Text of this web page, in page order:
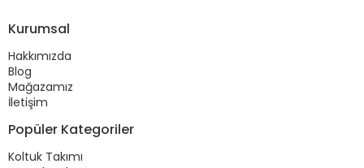
Kurumsal
Hakkımızda
Blog
Mağazamız
İletişim
Popüler Kategoriler
Koltuk Takımı